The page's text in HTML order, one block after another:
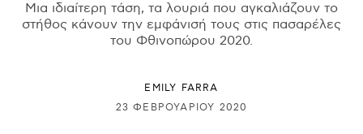
Μια ιδιαίτερη τάση, τα λουριά που αγκαλιάζουν το
στήθος κάνουν την εμφάνισή τους στις πασαρέλες
του Φθινοπώρου 2020.
EMILY FARRA
23 ΦΕΒΡΟΥΑΡΊΟΥ 2020